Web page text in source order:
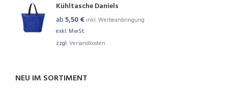
Kühltasche Daniels
ab5,50€ inkl. Werbeanbringung
exkl. MwSt.
zzgl.Versandkosten
NEU IM SORTIMENT